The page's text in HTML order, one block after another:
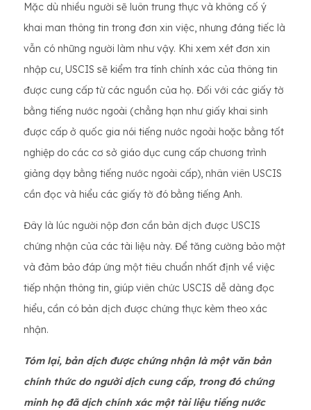
Mặc dù nhiều người sẽ luôn trung thực và không cố ý
khai man thông tin trong đơn xin việc, nhưng đáng tiếc là
vẫn có những người làm như vậy. Khi xem xét đơn xin
nhập cư, USCIS sẽ kiểm tra tính chính xác của thông tin
được cung cấp từ các nguồn của họ. Đối với các giấy tờ
bằng tiếng nước ngoài (chẳng hạn như giấy khai sinh
được cấp ở quốc gia nói tiếng nước ngoài hoặc bằng tốt
nghiệp do các cơ sở giáo dục cung cấp chương trình
giảng dạy bằng tiếng nước ngoài cấp), nhân viên USCIS
cần đọc và hiểu các giấy tờ đó bằng tiếng Anh.
Đây là lúc người nộp đơn cần bản dịch được USCIS
chứng nhận của các tài liệu này. Để tăng cường bảo mật
và đảm bảo đáp ứng một tiêu chuẩn nhất định về việc
tiếp nhận thông tin, giúp viên chức USCIS dễ dàng đọc
hiểu, cần có bản dịch được chứng thực kèm theo xác
nhận.
Tóm lại, bản dịch được chứng nhận là một văn bản
chính thức do người dịch cung cấp, trong đó chứng
minh họ đã dịch chính xác một tài liệu tiếng nước